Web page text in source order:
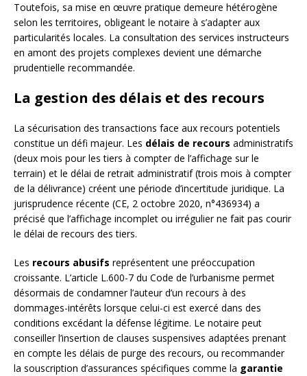
Toutefois, sa mise en œuvre pratique demeure hétérogène
selon les territoires, obligeant le notaire à s’adapter aux
particularités locales. La consultation des services instructeurs
en amont des projets complexes devient une démarche
prudentielle recommandée.
La gestion des délais et des recours
La sécurisation des transactions face aux recours potentiels
constitue un défi majeur. Les délais de recours administratifs
(deux mois pour les tiers à compter de l’affichage sur le
terrain) et le délai de retrait administratif (trois mois à compter
de la délivrance) créent une période d’incertitude juridique. La
jurisprudence récente (CE, 2 octobre 2020, n°436934) a
précisé que l’affichage incomplet ou irrégulier ne fait pas courir
le délai de recours des tiers.
Les recours abusifs représentent une préoccupation
croissante. L’article L.600-7 du Code de l’urbanisme permet
désormais de condamner l’auteur d’un recours à des
dommages-intérêts lorsque celui-ci est exercé dans des
conditions excédant la défense légitime. Le notaire peut
conseiller l’insertion de clauses suspensives adaptées prenant
en compte les délais de purge des recours, ou recommander
la souscription d’assurances spécifiques comme la garantie